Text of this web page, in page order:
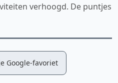
verhoogd. De puntjes
Google-favoriet